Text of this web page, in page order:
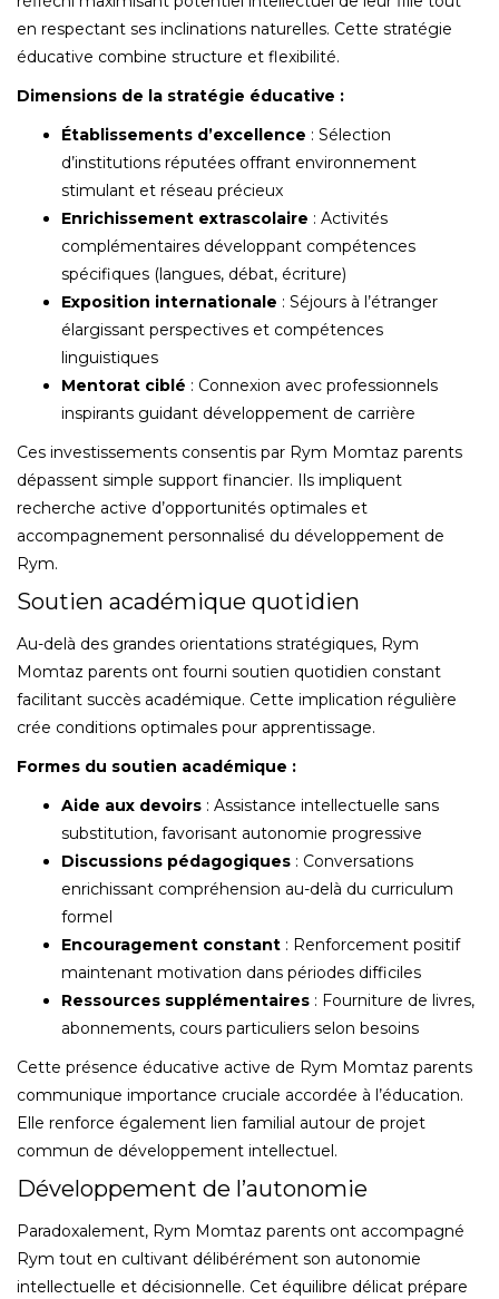
en respectant ses inclinations naturelles. Cette stratégie
éducative combine structure et flexibilité.
Dimensions de la stratégie éducative :
Établissements d’excellence : Sélection
d’institutions réputées offrant environnement
stimulant et réseau précieux
Enrichissement extrascolaire : Activités
complémentaires développant compétences
spécifiques (langues, débat, écriture)
Exposition internationale : Séjours à l’étranger
élargissant perspectives et compétences
linguistiques
Mentorat ciblé : Connexion avec professionnels
inspirants guidant développement de carrière
Ces investissements consentis par Rym Momtaz parents
dépassent simple support financier. Ils impliquent
recherche active d’opportunités optimales et
accompagnement personnalisé du développement de
Rym.
Soutien académique quotidien
Au-delà des grandes orientations stratégiques, Rym
Momtaz parents ont fourni soutien quotidien constant
facilitant succès académique. Cette implication régulière
crée conditions optimales pour apprentissage.
Formes du soutien académique :
Aide aux devoirs : Assistance intellectuelle sans
substitution, favorisant autonomie progressive
Discussions pédagogiques : Conversations
enrichissant compréhension au-delà du curriculum
formel
Encouragement constant : Renforcement positif
maintenant motivation dans périodes difficiles
Ressources supplémentaires : Fourniture de livres,
abonnements, cours particuliers selon besoins
Cette présence éducative active de Rym Momtaz parents
communique importance cruciale accordée à l’éducation.
Elle renforce également lien familial autour de projet
commun de développement intellectuel.
Développement de l’autonomie
Paradoxalement, Rym Momtaz parents ont accompagné
Rym tout en cultivant délibérément son autonomie
intellectuelle et décisionnelle. Cet équilibre délicat prépare